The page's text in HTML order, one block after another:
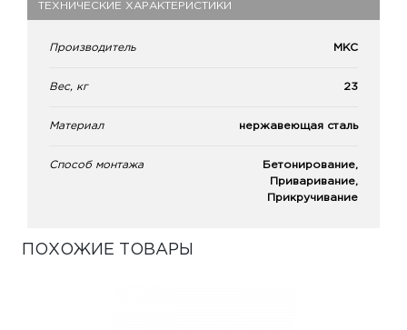
ТЕХНИЧЕСКИЕ ХАРАКТЕРИСТИКИ
Производитель МКС
Вес, кг 23
Материал нержавеющая сталь
Способ монтажа
Бетонирование,
Приваривание,
Прикручивание
ПОХОЖИЕ ТОВАРЫ